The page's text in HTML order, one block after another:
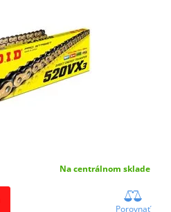
Na centrálnom sklade
Porovnať